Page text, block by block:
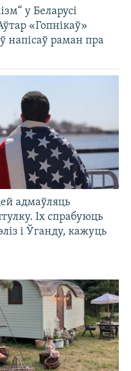
у Беларусі
«Гопнікаў»
напісаў раман пра
адмаўляць
Іх спрабуюць
і Ўганду, кажуць